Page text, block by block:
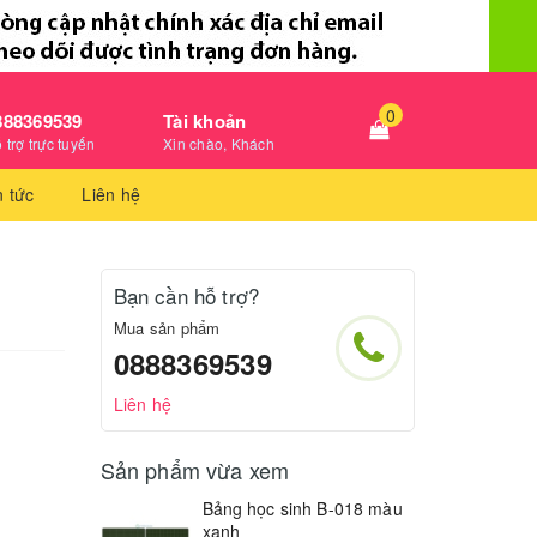
trợ trực tuyến
Tài khoản
Xin chào, Khách
0
tức Liên hệ
Bạn cần hỗ trợ?
Mua sản phẩm
0888369539
Liên hệ
Sản phẩm vừa xem
Bảng học sinh B-018 màu
xanh